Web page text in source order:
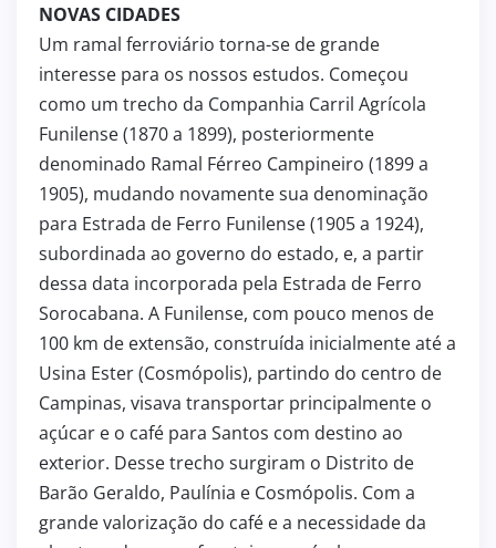
NOVAS CIDADES
Um ramal ferroviário torna-se de grande
interesse para os nossos estudos. Começou
como um trecho da Companhia Carril Agrícola
Funilense (1870 a 1899), posteriormente
denominado Ramal Férreo Campineiro (1899 a
1905), mudando novamente sua denominação
para Estrada de Ferro Funilense (1905 a 1924),
subordinada ao governo do estado, e, a partir
dessa data incorporada pela Estrada de Ferro
Sorocabana. A Funilense, com pouco menos de
100 km de extensão, construída inicialmente até a
Usina Ester (Cosmópolis), partindo do centro de
Campinas, visava transportar principalmente o
açúcar e o café para Santos com destino ao
exterior. Desse trecho surgiram o Distrito de
Barão Geraldo, Paulínia e Cosmópolis. Com a
grande valorização do café e a necessidade da